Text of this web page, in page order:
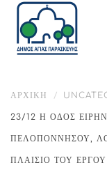
ΑΡΧΙΚΉ
23/12 Η ΟΔΌΣ
ΠΕΛΟΠΟΝΝΉΣΟΥ,
ΠΛΑΊΣΙΟ ΤΟΥ